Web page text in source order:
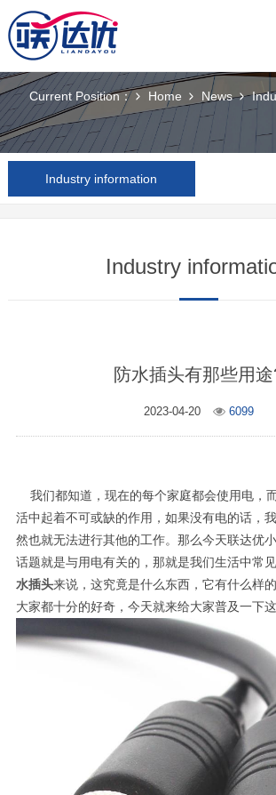
Current Position： Home News
Industry information
Industry
防水插头有那些用
2023-04-20 6099
我们都知道，现在的每个家庭都会使用电，
活中起着不可或缺的作用，如果没有电的话，
然也就无法进行其他的工作。那么今天联达优
话题就是与用电有关的，那就是我们生活中常
水插头来说，这究竟是什么东西，它有什么样
大家都十分的好奇，今天就来给大家普及一下这